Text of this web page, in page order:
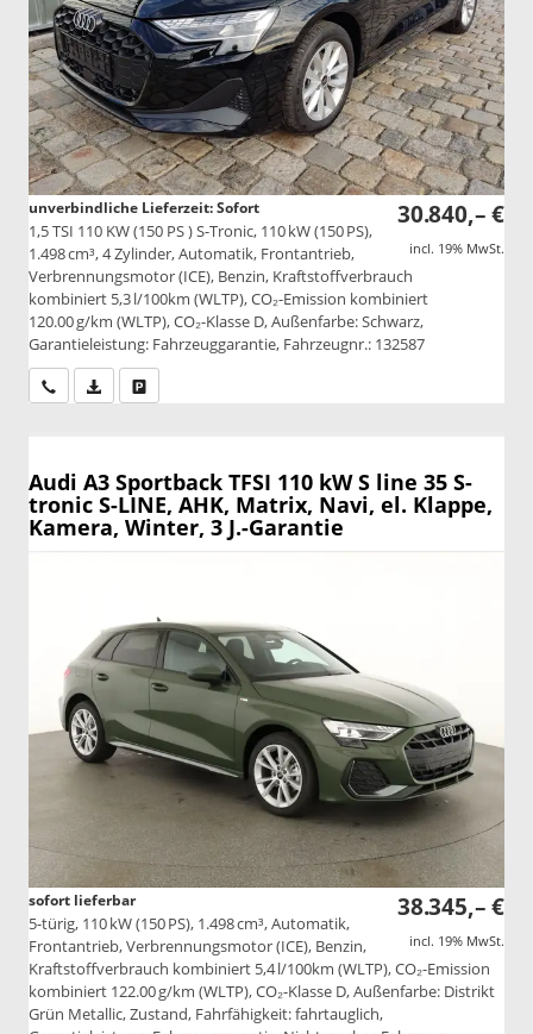
30.840,– €
incl. 19% MwSt.
unverbindliche Lieferzeit: Sofort
1,5 TSI 110 KW (150 PS ) S-Tronic, 110 kW (150 PS),
1.498 cm³, 4 Zylinder, Automatik, Frontantrieb,
Verbrennungsmotor (ICE), Benzin, Kraftstoffverbrauch
kombiniert 5,3 l/100km (WLTP), CO₂-Emission kombiniert
120.00 g/km (WLTP), CO₂-Klasse D, Außenfarbe: Schwarz,
Garantieleistung: Fahrzeuggarantie, Fahrzeugnr.: 132587
Wir rufen Sie anPDF-Datei, Fahrzeugexposé drucken
Audi A3 Sportback TFSI 110 kW S line 35 S-
tronic S-LINE, AHK, Matrix, Navi, el. Klappe,
Kamera, Winter, 3 J.-Garantie
38.345,– €
incl. 19% MwSt.
sofort lieferbar
5-türig, 110 kW (150 PS), 1.498 cm³, Automatik,
Frontantrieb, Verbrennungsmotor (ICE), Benzin,
Kraftstoffverbrauch kombiniert 5,4 l/100km (WLTP), CO₂-Emission
kombiniert 122.00 g/km (WLTP), CO₂-Klasse D, Außenfarbe: Distrikt
Grün Metallic, Zustand, Fahrfähigkeit: fahrtauglich,